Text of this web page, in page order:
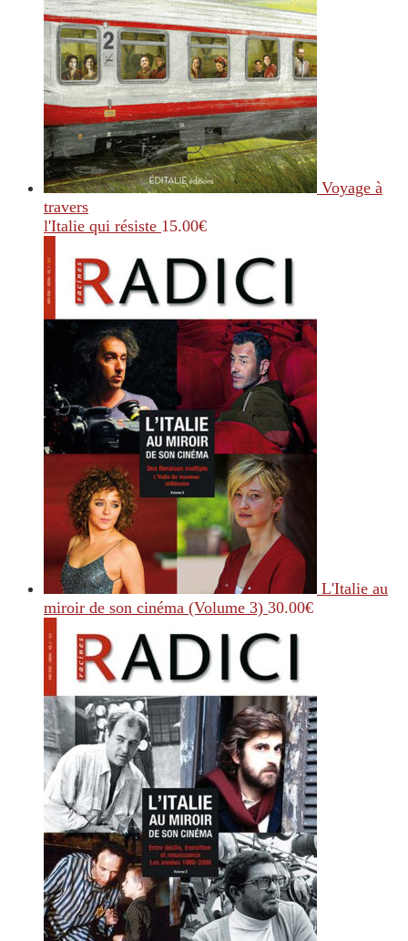
Voyage à
travers
l'Italie qui résiste 15.00€
L'Italie au
miroir de son cinéma (Volume 3) 30.00€